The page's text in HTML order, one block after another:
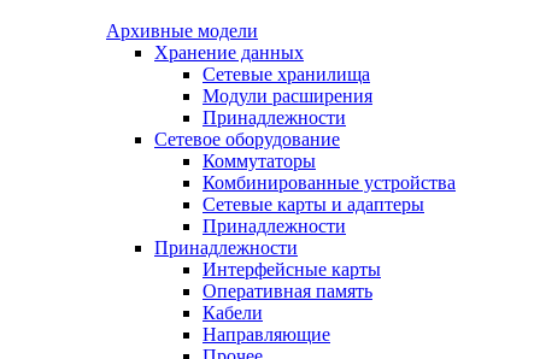
Архивные модели
Хранение данных
Сетевые хранилища
Модули расширения
Принадлежности
Сетевое оборудование
Коммутаторы
Комбинированные устройства
Сетевые карты и адаптеры
Принадлежности
Принадлежности
Интерфейсные карты
Оперативная память
Кабели
Направляющие